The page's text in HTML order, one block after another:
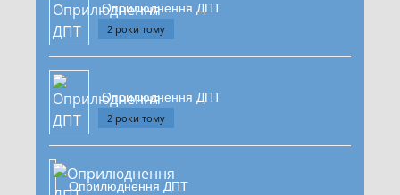
Оприлюднення ДПТ
2 роки тому
Оприлюднення ДПТ
2 роки тому
Оприлюднення ДПТ